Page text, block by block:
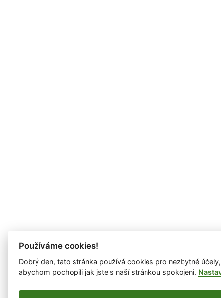
Používáme cookies!
Dobrý den, tato stránka používá cookies pro nezbytné
abychom pochopili jak jste s naší stránkou spokojeni.